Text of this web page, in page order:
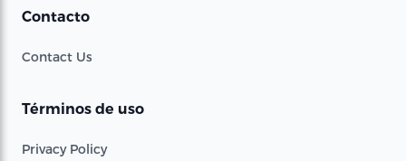
Contacto
Contact Us
Términos de uso
Privacy Policy